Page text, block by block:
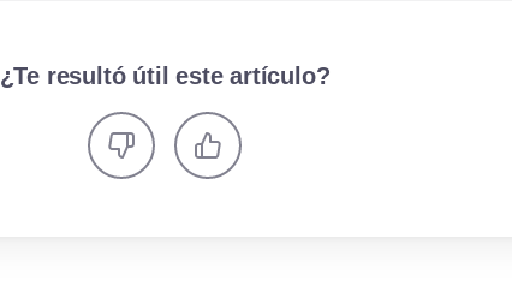
¿Te resultó útil este artículo?